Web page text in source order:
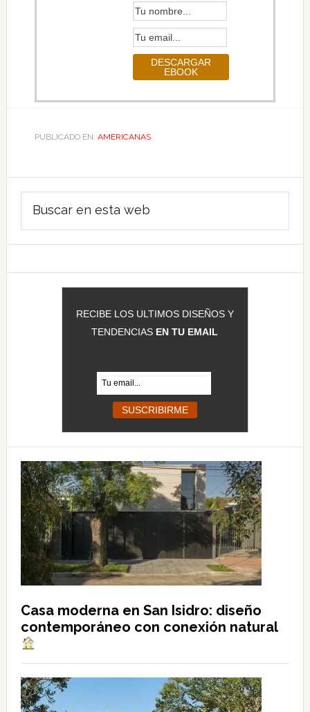
PUBLICADO EN: AMERICANAS
Barra
lateral
principal
RECIBE LOS ULTIMOS DISEÑOS Y
TENDENCIAS EN TU EMAIL
Casa moderna en San Isidro: diseño
contemporáneo con conexión natural